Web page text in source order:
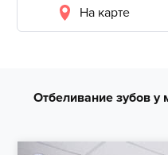
На карте
Отбеливание зубов у